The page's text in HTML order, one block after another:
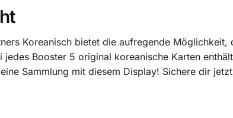
Koreanisch bietet die aufregende
jedes Booster 5 original koreanische Karten
Sammlung mit diesem Display! Sichere dir